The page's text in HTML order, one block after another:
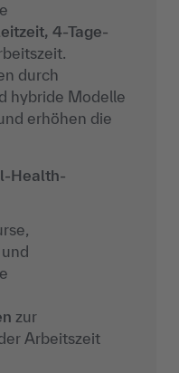
, 4-Tage-
durch
hybride Modelle
erhöhen die
Health-
zur
Arbeitszeit